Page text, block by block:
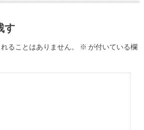
す
ることはありません。 ※ が付いている欄